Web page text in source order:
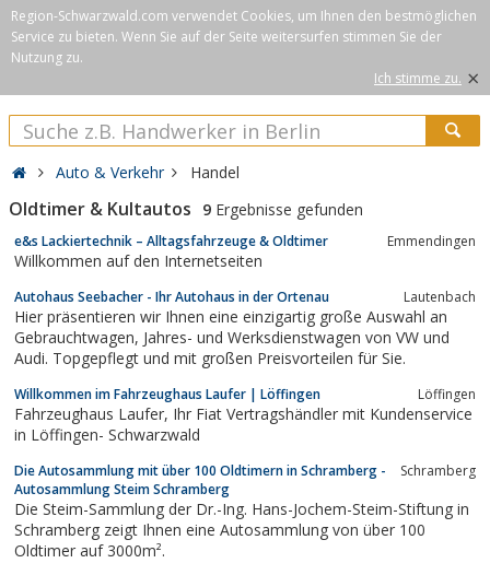
Region-Schwarzwald.com verwendet Cookies, um Ihnen den bestmöglichen
Service zu bieten. Wenn Sie auf der Seite weitersurfen stimmen Sie der
Nutzung zu.
Ich stimme zu. ×
Auto & Verkehr Handel
Oldtimer & Kultautos 9 Ergebnisse gefunden
e&s Lackiertechnik – Alltagsfahrzeuge & Oldtimer Emmendingen
Willkommen auf den Internetseiten
Autohaus Seebacher - Ihr Autohaus in der Ortenau Lautenbach
Hier präsentieren wir Ihnen eine einzigartig große Auswahl an
Gebrauchtwagen, Jahres- und Werksdienstwagen von VW und
Audi. Topgepflegt und mit großen Preisvorteilen für Sie.
Willkommen im Fahrzeughaus Laufer | Löffingen Löffingen
Fahrzeughaus Laufer, Ihr Fiat Vertragshändler mit Kundenservice
in Löffingen- Schwarzwald
Die Autosammlung mit über 100 Oldtimern in Schramberg -
Autosammlung Steim Schramberg
Schramberg
Die Steim-Sammlung der Dr.-Ing. Hans-Jochem-Steim-Stiftung in
Schramberg zeigt Ihnen eine Autosammlung von über 100
Oldtimer auf 3000m².